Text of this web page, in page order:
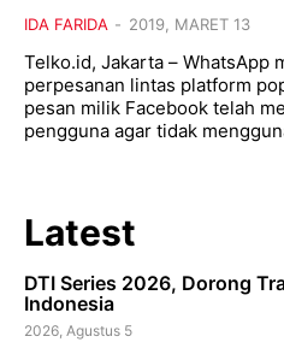
IDA FARIDA - 2019, MARET 13
Telko.id, Jakarta – WhatsApp
perpesanan lintas platform
pesan milik Facebook telah
pengguna agar tidak
Latest
DTI Series 2026, Dorong
Indonesia
2026, Agustus 5